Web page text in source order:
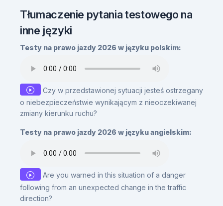
Tłumaczenie pytania testowego na
inne języki
Testy na prawo jazdy 2026 w języku polskim:
Czy w przedstawionej sytuacji jesteś ostrzegany
o niebezpieczeństwie wynikającym z nieoczekiwanej
zmiany kierunku ruchu?
Testy na prawo jazdy 2026 w języku angielskim:
Are you warned in this situation of a danger
following from an unexpected change in the traffic
direction?